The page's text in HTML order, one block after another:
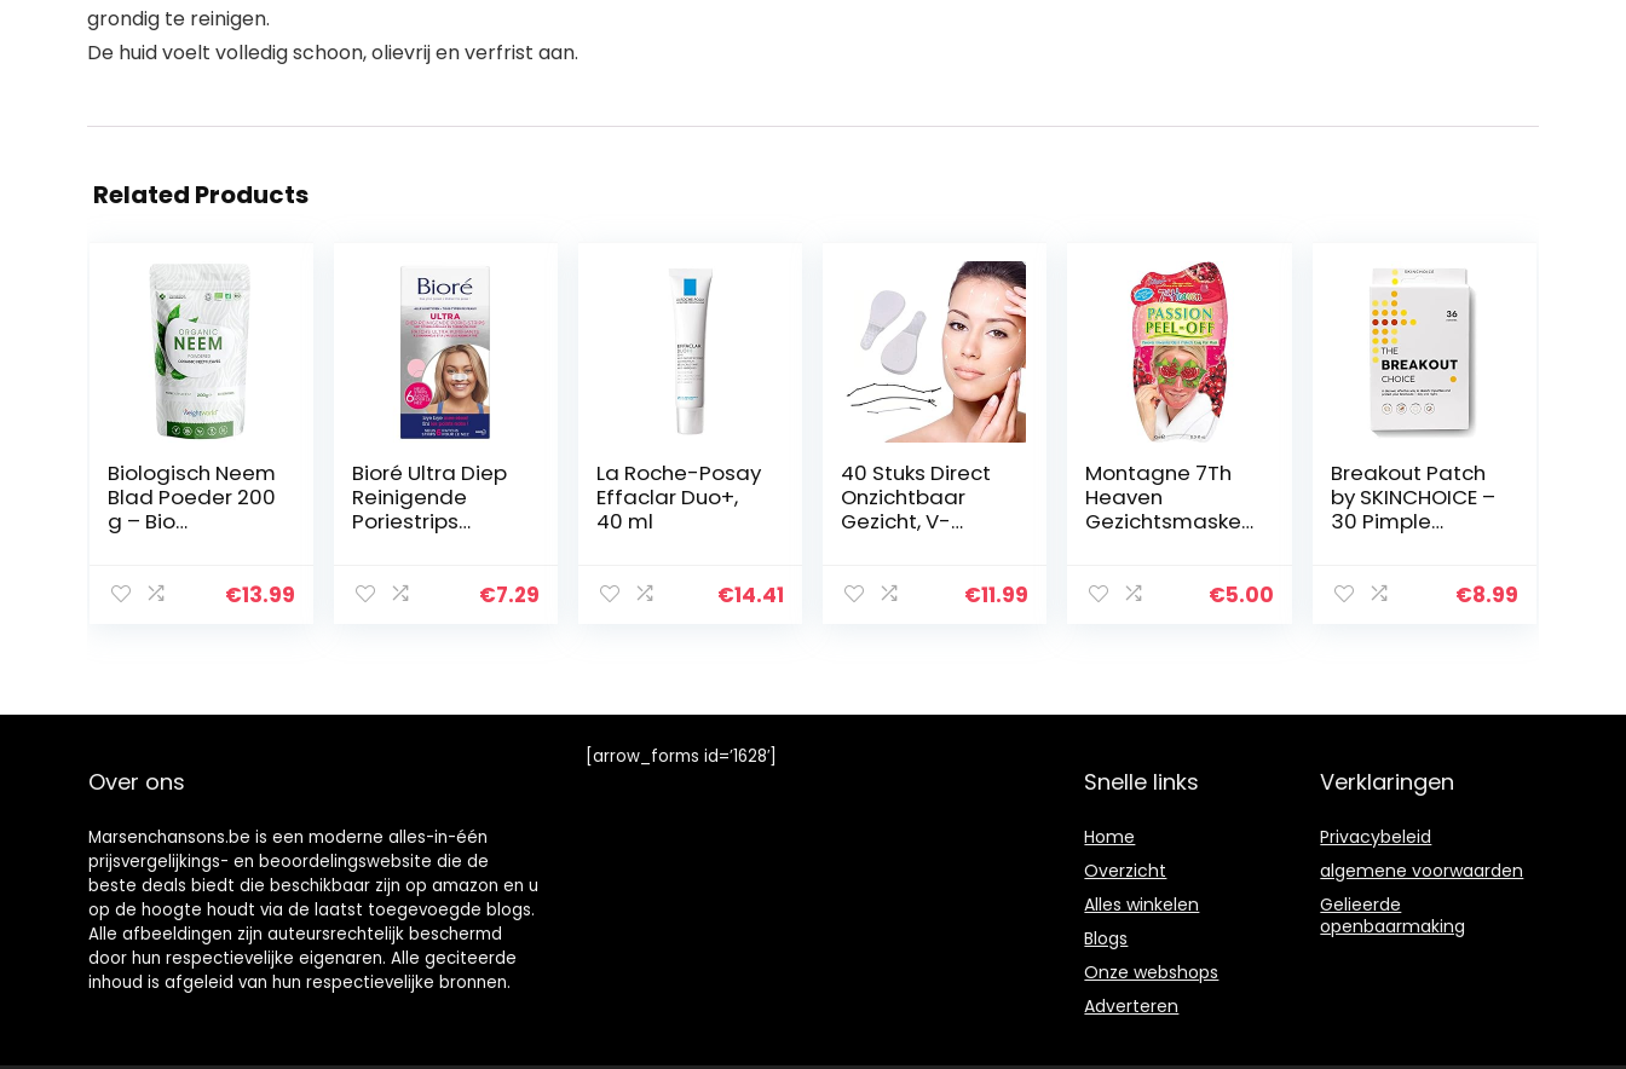
grondig te reinigen.
De huid voelt volledig schoon, olievrij en verfrist aan.
Related Products
Biologisch Neem
Blad Poeder 200
g – Bio
poeder van €13.99
Bioré Ultra Diep
Reinigende
Poriestrips
olie – Voor Alle
€7.29
La Roche-Posay
Effaclar Duo+,
40 ml
€14.41
40 Stuks Direct
Onzichtbaar
Gezicht, V-
Onzichtbare €11.99
Montagne 7Th
Heaven
Gezichtsmasker
€5.00
Breakout Patch
by SKINCHOICE –
30 Pimple
Hydrocolloïde
€8.99
Over ons
Marsenchansons.be is een moderne alles-in-één
prijsvergelijkings- en beoordelingswebsite die de
beste deals biedt die beschikbaar zijn op amazon en u
op de hoogte houdt via de laatst toegevoegde blogs.
Alle afbeeldingen zijn auteursrechtelijk beschermd
door hun respectievelijke eigenaren. Alle geciteerde
inhoud is afgeleid van hun respectievelijke bronnen.
[arrow_forms id=’1628′]
Snelle links
Home
Overzicht
Alles winkelen
Blogs
Onze webshops
Adverteren
Verklaringen
Privacybeleid
algemene voorwaarden
Gelieerde
openbaarmaking